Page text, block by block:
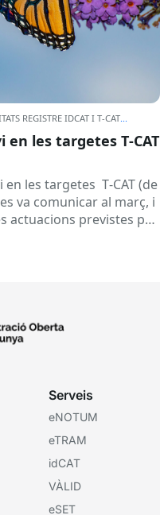
REGISTRE IDCAT I T-CAT
les targetes T‑CAT
les targetes T‑CAT (de
es va comunicar al març, i
actuacions previstes per
Serveis
eNOTUM
eTRAM
idCAT
VÀLID
eSET